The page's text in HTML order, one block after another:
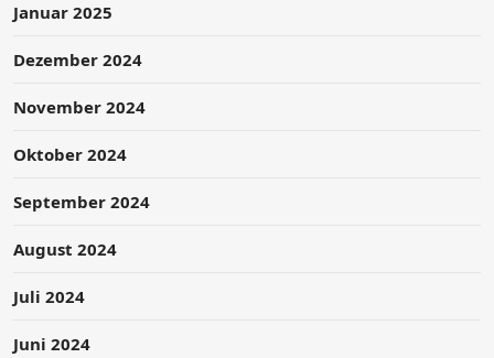
Januar 2025
Dezember 2024
November 2024
Oktober 2024
September 2024
August 2024
Juli 2024
Juni 2024